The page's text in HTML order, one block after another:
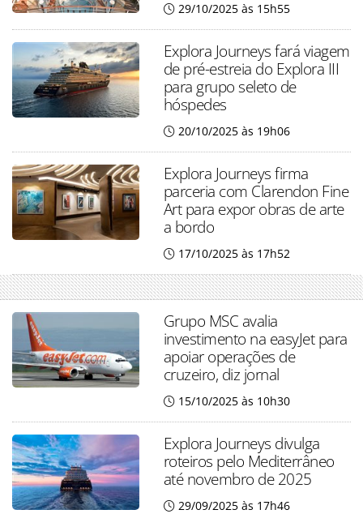
29/10/2025 às 15h55
Explora Journeys fará viagem
de pré-estreia do Explora III
para grupo seleto de
hóspedes
20/10/2025 às 19h06
Explora Journeys firma
parceria com Clarendon Fine
Art para expor obras de arte
a bordo
17/10/2025 às 17h52
Grupo MSC avalia
investimento na easyJet para
apoiar operações de
cruzeiro, diz jornal
15/10/2025 às 10h30
Explora Journeys divulga
roteiros pelo Mediterrâneo
até novembro de 2025
29/09/2025 às 17h46